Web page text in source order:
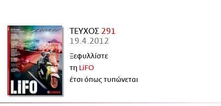
ΤΕΥΧΟΣ 291
19.4.2012
Ξεφυλλίστε
τη LiFO
έτσι όπως τυπώνεται